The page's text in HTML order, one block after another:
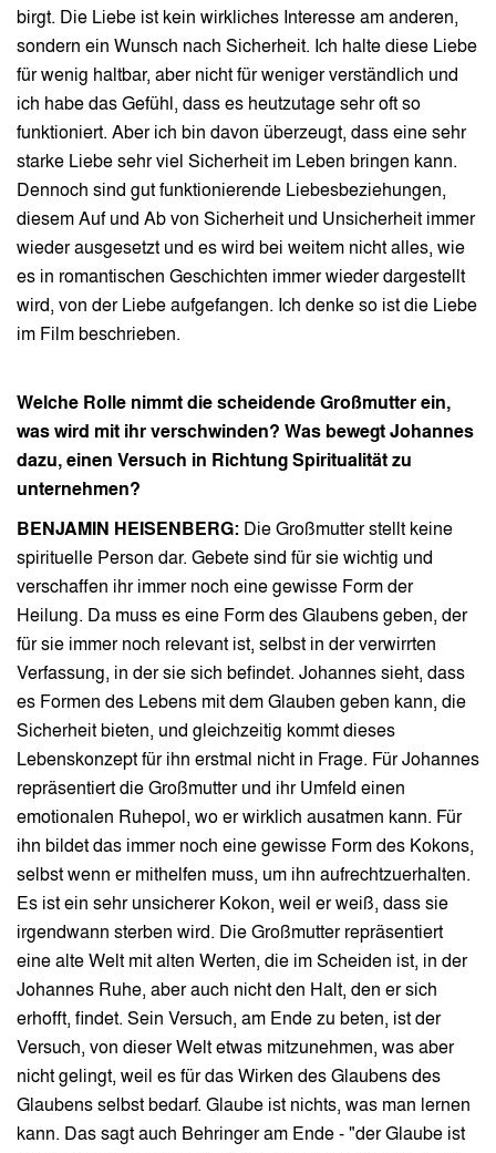
birgt. Die Liebe ist kein wirkliches Interesse am anderen,
sondern ein Wunsch nach Sicherheit. Ich halte diese Liebe
für wenig haltbar, aber nicht für weniger verständlich und
ich habe das Gefühl, dass es heutzutage sehr oft so
funktioniert. Aber ich bin davon überzeugt, dass eine sehr
starke Liebe sehr viel Sicherheit im Leben bringen kann.
Dennoch sind gut funktionierende Liebesbeziehungen,
diesem Auf und Ab von Sicherheit und Unsicherheit immer
wieder ausgesetzt und es wird bei weitem nicht alles, wie
es in romantischen Geschichten immer wieder dargestellt
wird, von der Liebe aufgefangen. Ich denke so ist die Liebe
im Film beschrieben.
Welche Rolle nimmt die scheidende Großmutter ein,
was wird mit ihr verschwinden? Was bewegt Johannes
dazu, einen Versuch in Richtung Spiritualität zu
unternehmen?
BENJAMIN HEISENBERG: Die Großmutter stellt keine
spirituelle Person dar. Gebete sind für sie wichtig und
verschaffen ihr immer noch eine gewisse Form der
Heilung. Da muss es eine Form des Glaubens geben, der
für sie immer noch relevant ist, selbst in der verwirrten
Verfassung, in der sie sich befindet. Johannes sieht, dass
es Formen des Lebens mit dem Glauben geben kann, die
Sicherheit bieten, und gleichzeitig kommt dieses
Lebenskonzept für ihn erstmal nicht in Frage. Für Johannes
repräsentiert die Großmutter und ihr Umfeld einen
emotionalen Ruhepol, wo er wirklich ausatmen kann. Für
ihn bildet das immer noch eine gewisse Form des Kokons,
selbst wenn er mithelfen muss, um ihn aufrechtzuerhalten.
Es ist ein sehr unsicherer Kokon, weil er weiß, dass sie
irgendwann sterben wird. Die Großmutter repräsentiert
eine alte Welt mit alten Werten, die im Scheiden ist, in der
Johannes Ruhe, aber auch nicht den Halt, den er sich
erhofft, findet. Sein Versuch, am Ende zu beten, ist der
Versuch, von dieser Welt etwas mitzunehmen, was aber
nicht gelingt, weil es für das Wirken des Glaubens des
Glaubens selbst bedarf. Glaube ist nichts, was man lernen
kann. Das sagt auch Behringer am Ende - "der Glaube ist